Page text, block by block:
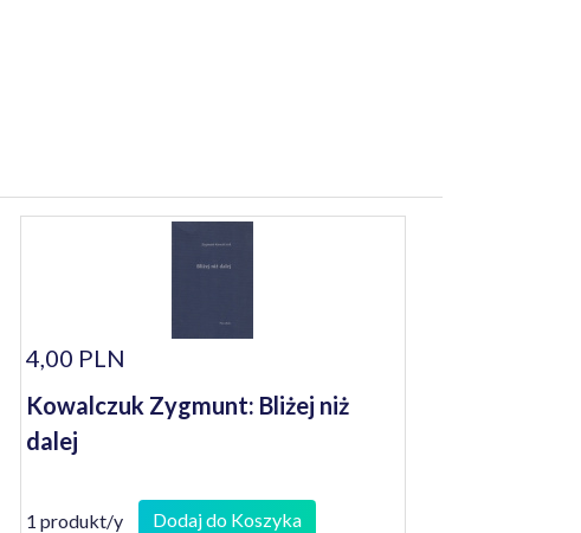
4,00 PLN
Kowalczuk Zygmunt: Bliżej niż
dalej
1 produkt/y Dodaj do Koszyka